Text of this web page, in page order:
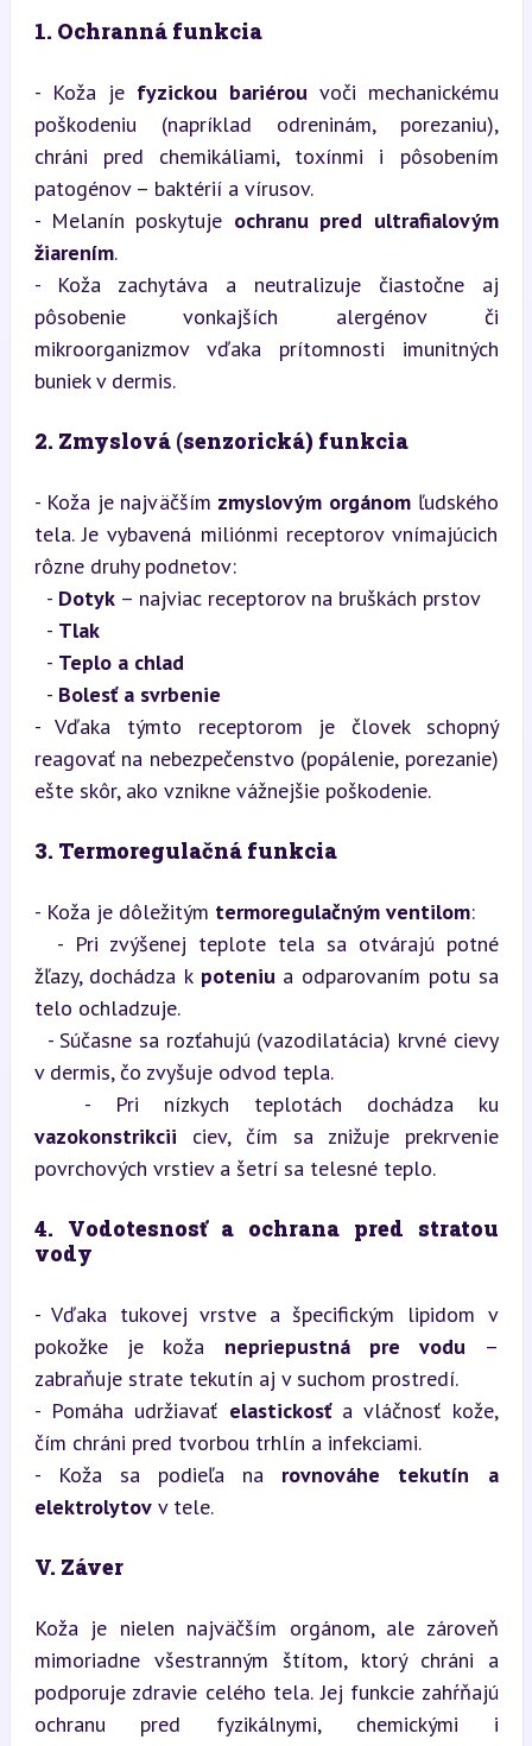
1. Ochranná funkcia
- Koža je fyzickou bariérou voči mechanickému
poškodeniu (napríklad odreninám, porezaniu),
chráni pred chemikáliami, toxínmi i pôsobením
patogénov – baktérií a vírusov.
- Melanín poskytuje ochranu pred ultrafialovým
žiarením.
- Koža zachytáva a neutralizuje čiastočne aj
pôsobenie vonkajších alergénov či
mikroorganizmov vďaka prítomnosti imunitných
buniek v dermis.
2. Zmyslová (senzorická) funkcia
- Koža je najväčším zmyslovým orgánom ľudského
tela. Je vybavená miliónmi receptorov vnímajúcich
rôzne druhy podnetov:
  -
Dotyk – najviac receptorov na bruškách prstov
  -
Tlak
  -
Teplo a chlad
  -
Bolesť a svrbenie
- Vďaka týmto receptorom je človek schopný
reagovať na nebezpečenstvo (popálenie, porezanie)
ešte skôr, ako vznikne vážnejšie poškodenie.
3. Termoregulačná funkcia
- Koža je dôležitým termoregulačným ventilom:
žľazy, dochádza k poteniu a odparovaním potu sa
telo ochladzuje.
v dermis, čo zvyšuje odvod tepla.
vazokonstrikcii ciev, čím sa znižuje prekrvenie
povrchových vrstiev a šetrí sa telesné teplo.
4. Vodotesnosť a ochrana pred stratou
vody
- Vďaka tukovej vrstve a špecifickým lipidom v
pokožke je koža nepriepustná pre vodu –
zabraňuje strate tekutín aj v suchom prostredí.
- Pomáha udržiavať elastickosť a vláčnosť kože,
čím chráni pred tvorbou trhlín a infekciami.
- Koža sa podieľa na rovnováhe tekutín a
elektrolytov v tele.
V. Záver
Koža je nielen najväčším orgánom, ale zároveň
mimoriadne všestranným štítom, ktorý chráni a
podporuje zdravie celého tela. Jej funkcie zahŕňajú
ochranu pred fyzikálnymi, chemickými i